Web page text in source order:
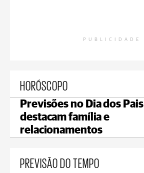
PUBLICIDADE
HORÓSCOPO
Previsões no Dia dos Pais
destacam família e
relacionamentos
PREVISÃO DO TEMPO